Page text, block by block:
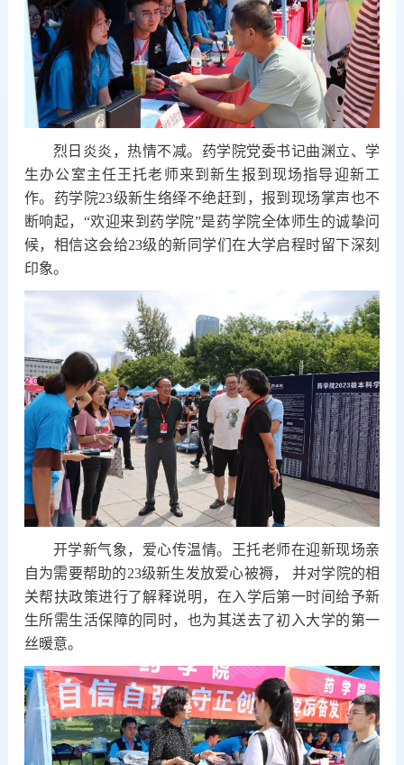
烈日炎炎，热情不减。药学院党委书记曲渊立、学
生办公室主任王托老师来到新生报到现场指导迎新工
作。药学院23级新生络绎不绝赶到，报到现场掌声也不
断响起，“欢迎来到药学院”是药学院全体师生的诚挚问
候，相信这会给23级的新同学们在大学启程时留下深刻
印象。
开学新气象，爱心传温情。王托老师在迎新现场亲
自为需要帮助的23级新生发放爱心被褥， 并对学院的相
关帮扶政策进行了解释说明，在入学后第一时间给予新
生所需生活保障的同时，也为其送去了初入大学的第一
丝暖意。